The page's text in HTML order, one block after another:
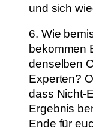
und sich
6. Wie
bekommen
denselben
Experten?
dass Nicht-
Ergebnis
Ende für